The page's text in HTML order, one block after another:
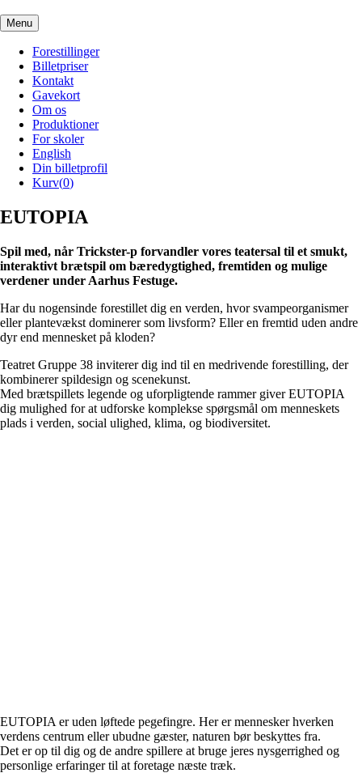
Menu
Forestillinger
Billetpriser
Kontakt
Gavekort
Om os
Produktioner
For skoler
English
Din billetprofil
Kurv(0)
EUTOPIA
Spil med, når Trickster-p forvandler vores teatersal til et smukt,
interaktivt brætspil om bæredygtighed, fremtiden og mulige
verdener under Aarhus Festuge.
Har du nogensinde forestillet dig en verden, hvor svampeorganismer
eller plantevækst dominerer som livsform? Eller en fremtid uden andre
dyr end mennesket på kloden?
Teatret Gruppe 38 inviterer dig ind til en medrivende forestilling, der
kombinerer spildesign og scenekunst.
Med brætspillets legende og uforpligtende rammer giver EUTOPIA
dig mulighed for at udforske komplekse spørgsmål om menneskets
plads i verden, social ulighed, klima, og biodiversitet.
EUTOPIA er uden løftede pegefingre. Her er mennesker hverken
verdens centrum eller ubudne gæster, naturen bør beskyttes fra.
Det er op til dig og de andre spillere at bruge jeres nysgerrighed og
personlige erfaringer til at foretage næste træk.